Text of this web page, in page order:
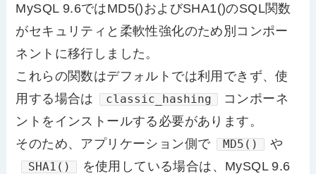
MySQL 9.6ではMD5()およびSHA1()のSQL関数
がセキュリティと柔軟性強化のため別コンポー
ネントに移行しました。
これらの関数はデフォルトでは利用できず、使
用する場合は
classic_hashing
コンポーネ
ントをインストールする必要があります。
そのため、アプリケーション側で
MD5() や
SHA1()
を使用している場合は、MySQL 9.6